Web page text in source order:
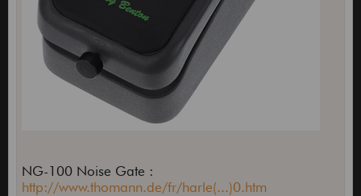
NG-100 Noise Gate :
http://www.thomann.de/fr/harle(...)0.htm